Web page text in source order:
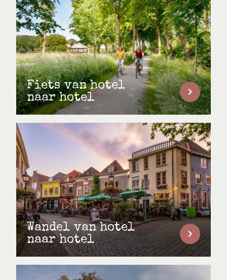
Fiets van hotel
naar hotel
Wandel van hotel
naar hotel